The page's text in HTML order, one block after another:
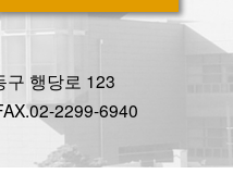
구 행당로 123
2299-6940